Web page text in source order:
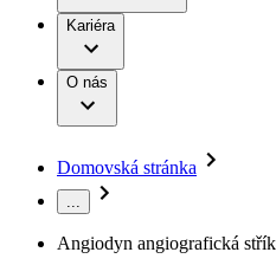
Léčba bolesti
Mimotělní
Nutriční terapie
Onkologie
Onemocnění
B. Braun Avitum
Práce a kariéra
Naše kultura
Vaše příležitost​
Odpovědnost
Média
Kontakt
Kariéra
O nás
Domovská stránka
...
Angiodyn angiografická